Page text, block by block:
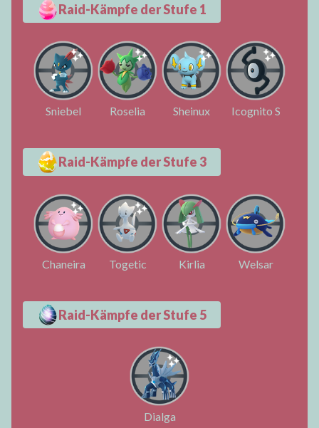
Raid-Kämpfe der Stufe 1
Sniebel Roselia Sheinux Icognito S
Raid-Kämpfe der Stufe 3
Chaneira Togetic Kirlia Welsar
Raid-Kämpfe der Stufe 5
Dialga